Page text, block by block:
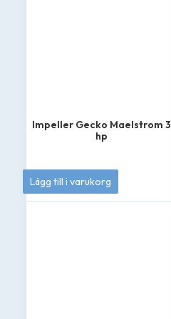
Impeller Gecko Maelstrom 3
hp
385kr
Lägg till i varukorg